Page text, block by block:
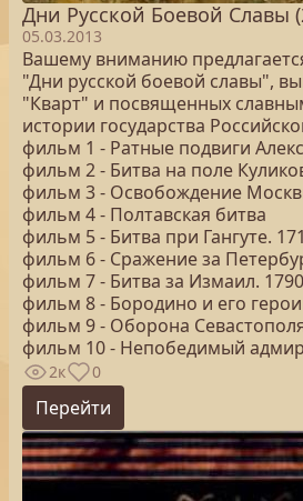
Дни Русской Боевой Славы
05.03.2013
Вашему вниманию
"Дни русской боевой славы",
"Кварт" и посвященных
истории государства
фильм 1 - Ратные подвиги
фильм 2 - Битва на поле
фильм 3 - Освобождение
фильм 4 - Полтавская битва
фильм 5 - Битва при Гангуте.
фильм 6 - Сражение за
фильм 7 - Битва за Измаил.
фильм 8 - Бородино и его герои
фильм 9 - Оборона
фильм 10 - Непобедимый
2к 0
Перейти